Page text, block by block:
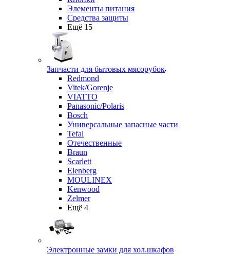
Элементы питания
Средства защиты
Ещё 15
Запчасти для бытовых мясорубок
Redmond
Vitek/Gorenje
VIATTO
Panasonic/Polaris
Bosch
Универсальные запасные части
Tefal
Отечественные
Braun
Scarlett
Elenberg
MOULINEX
Kenwood
Zelmer
Ещё 4
Электронные замки для хол.шкафов